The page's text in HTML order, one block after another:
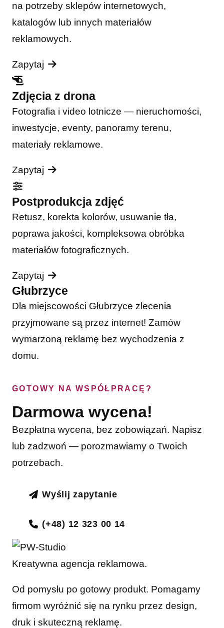
na potrzeby sklepów internetowych,
katalogów lub innych materiałów
reklamowych.
Zapytaj
Zdjęcia z drona
Fotografia i video lotnicze — nieruchomości,
inwestycje, eventy, panoramy terenu,
materiały reklamowe.
Zapytaj
Postprodukcja zdjęć
Retusz, korekta kolorów, usuwanie tła,
poprawa jakości, kompleksowa obróbka
materiałów fotograficznych.
Zapytaj
Głubrzyce
Dla miejscowości Głubrzyce zlecenia
przyjmowane są przez internet! Zamów
wymarzoną reklamę bez wychodzenia z
domu.
GOTOWY NA WSPÓŁPRACĘ?
Darmowa wycena!
Bezpłatna wycena, bez zobowiązań. Napisz
lub zadzwoń — porozmawiamy o Twoich
potrzebach.
Wyślij zapytanie
(+48) 12 323 00 14
Kreatywna agencja reklamowa.
Od pomysłu po gotowy produkt. Pomagamy
firmom wyróżnić się na rynku przez design,
druk i skuteczną reklamę.